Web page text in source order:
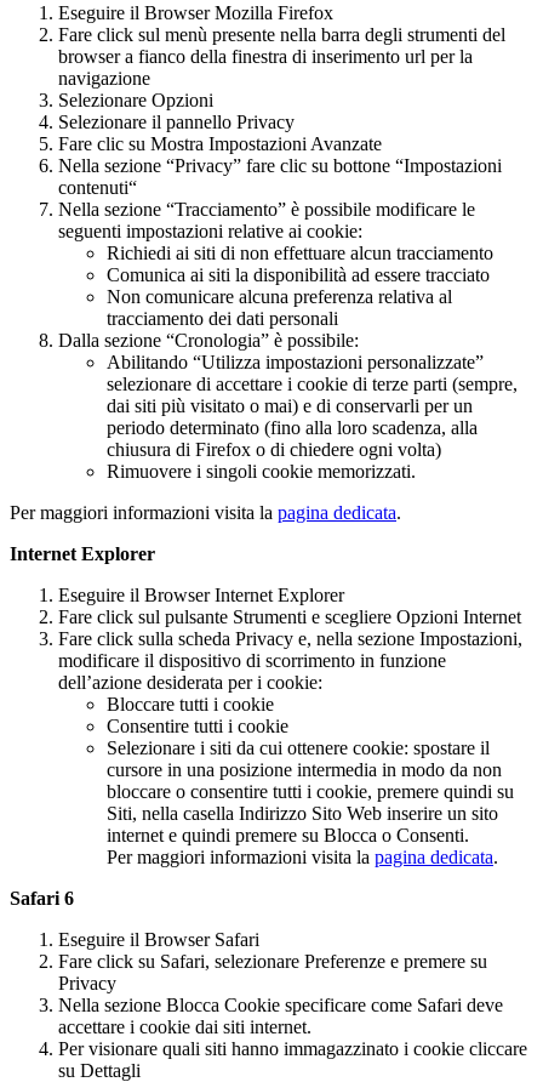
Eseguire il Browser Mozilla Firefox
Fare click sul menù presente nella barra degli strumenti del
browser a fianco della finestra di inserimento url per la
navigazione
Selezionare Opzioni
Selezionare il pannello Privacy
Fare clic su Mostra Impostazioni Avanzate
Nella sezione “Privacy” fare clic su bottone “Impostazioni
contenuti“
Nella sezione “Tracciamento” è possibile modificare le
seguenti impostazioni relative ai cookie:
Richiedi ai siti di non effettuare alcun tracciamento
Comunica ai siti la disponibilità ad essere tracciato
Non comunicare alcuna preferenza relativa al
tracciamento dei dati personali
Dalla sezione “Cronologia” è possibile:
Abilitando “Utilizza impostazioni personalizzate”
selezionare di accettare i cookie di terze parti (sempre,
dai siti più visitato o mai) e di conservarli per un
periodo determinato (fino alla loro scadenza, alla
chiusura di Firefox o di chiedere ogni volta)
Rimuovere i singoli cookie memorizzati.
Per maggiori informazioni visita la pagina dedicata.
Internet Explorer
Eseguire il Browser Internet Explorer
Fare click sul pulsante Strumenti e scegliere Opzioni Internet
Fare click sulla scheda Privacy e, nella sezione Impostazioni,
modificare il dispositivo di scorrimento in funzione
dell’azione desiderata per i cookie:
Bloccare tutti i cookie
Consentire tutti i cookie
Selezionare i siti da cui ottenere cookie: spostare il
cursore in una posizione intermedia in modo da non
bloccare o consentire tutti i cookie, premere quindi su
Siti, nella casella Indirizzo Sito Web inserire un sito
internet e quindi premere su Blocca o Consenti.
Per maggiori informazioni visita la pagina dedicata.
Safari 6
Eseguire il Browser Safari
Fare click su Safari, selezionare Preferenze e premere su
Privacy
Nella sezione Blocca Cookie specificare come Safari deve
accettare i cookie dai siti internet.
Per visionare quali siti hanno immagazzinato i cookie cliccare
su Dettagli